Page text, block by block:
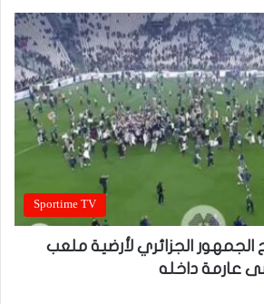
Sportime TV
الجمهور الجزائري لأرضية ملعب
عارمة داخله